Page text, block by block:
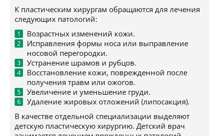
К пластическим хирургам обращаются для лечения
следующих патологий:
Возрастных изменений кожи.
Исправления формы носа или выправление
носовой перегородки.
Устранение шрамов и рубцов.
Восстановление кожи, поврежденной после
получения травм или ожогов.
Увеличение и уменьшение груди.
Удаление жировых отложений (липосакция).
В качестве отдельной специализации выделяют
детскую пластическую хирургию. Детский врач